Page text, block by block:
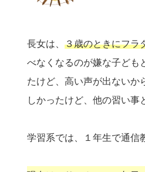
長女は、 ３歳のときにフラ
べなくなるのが嫌な子ども
たけど、高い声が出ないか
しかったけど、他の習い事
学習系では、１年生で通信